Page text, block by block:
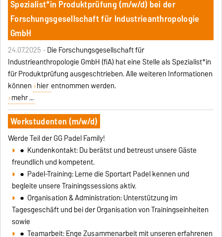
Spezialist*in Produktprüfung (m/w/d) bei der
Forschungsgesellschaft für Industrieanthropologie
GmbH
24.07.2025 -Die Forschungsgesellschaft für
Industrieanthropologie GmbH (fiA) hat eine Stelle als Spezialist*in
für Produktprüfung ausgeschtrieben. Alle weiteren Informationen
können hier entnommen werden.
mehr ...
Werkstudenten (m/w/d)
Werde Teil der GG Padel Family!
● Kundenkontakt: Du berätst und betreust unsere Gäste
freundlich und kompetent.
● Padel-Training: Lerne die Sportart Padel kennen und
begleite unsere Trainingssessions aktiv.
● Organisation & Administration: Unterstützung im
Tagesgeschäft und bei der Organisation von Trainingseinheiten
sowie
● Teamarbeit: Enge Zusammenarbeit mit unseren erfahrenen